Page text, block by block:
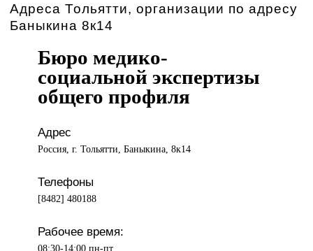
Адреса Тольятти, организации по адресу
Баныкина 8к14
Бюро медико-
социальной экспертизы
общего профиля
Адрес
Россия, г. Тольятти, Баныкина, 8к14
Телефоны
[8482] 480188
Рабочее время:
08:30-14:00 пн-пт